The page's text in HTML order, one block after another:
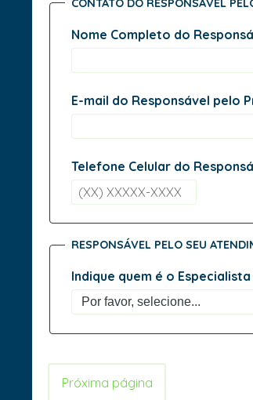
Nome Completo do
E-mail do Responsável pelo
Telefone Celular do
RESPONSÁVEL PELO SEU
Indique quem é o